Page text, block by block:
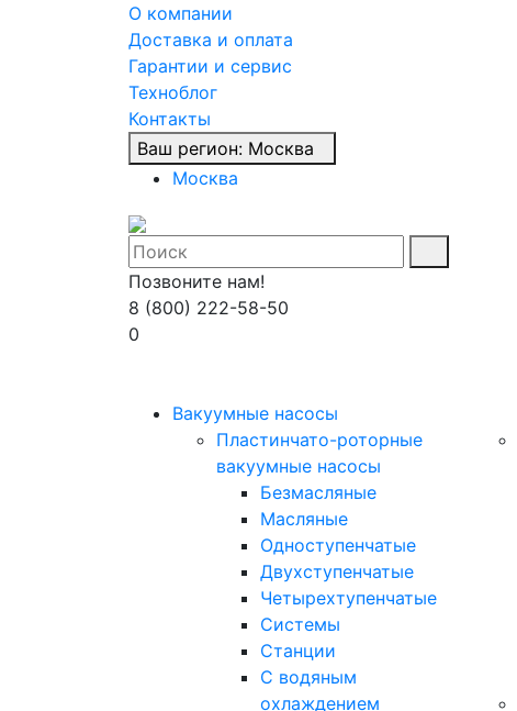
О компании
Доставка и оплата
Гарантии и сервис
Техноблог
Контакты
Ваш регион: Москва
Москва
Позвоните нам!
8 (800) 222-58-50
0
Вакуумные насосы
Пластинчато-роторные
вакуумные насосы
Безмасляные
Масляные
Одноступенчатые
Двухступенчатые
Четырехтупенчатые
Системы
Станции
С водяным
охлаждением